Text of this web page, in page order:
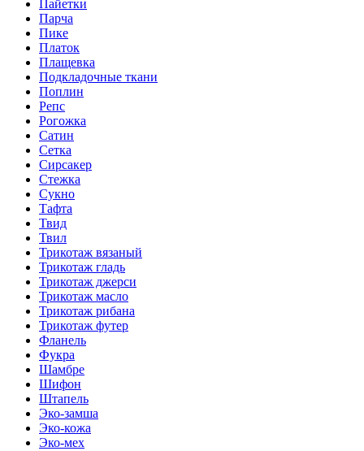
Пайетки
Парча
Пике
Платок
Плащевка
Подкладочные ткани
Поплин
Репс
Рогожка
Сатин
Сетка
Сирсакер
Стежка
Сукно
Тафта
Твид
Твил
Трикотаж вязаный
Трикотаж гладь
Трикотаж джерси
Трикотаж масло
Трикотаж рибана
Трикотаж футер
Фланель
Фукра
Шамбре
Шифон
Штапель
Эко-замша
Эко-кожа
Эко-мех